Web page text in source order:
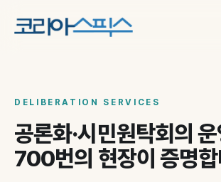
DELIBERATION SERVICES
공론화·시민원탁회의
700번의 현장이 증명